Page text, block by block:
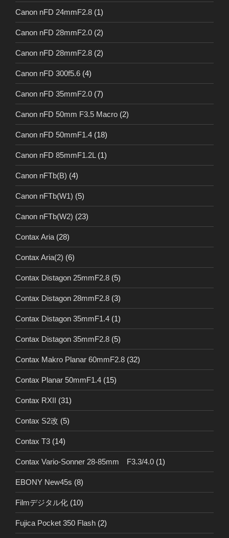
Canon nFD 24mmF2.8 (1)
Canon nFD 28mmF2.0 (2)
Canon nFD 28mmF2.8 (2)
Canon nFD 300f5.6 (4)
Canon nFD 35mmF2.0 (7)
Canon nFD 50mm F3.5 Macro (2)
Canon nFD 50mmF1.4 (18)
Canon nFD 85mmF1.2L (1)
Canon nFTb(B) (4)
Canon nFTb(W1) (5)
Canon nFTb(W2) (23)
Contax Aria (28)
Contax Aria(2) (6)
Contax Distagon 25mmF2.8 (5)
Contax Distagon 28mmF2.8 (3)
Contax Distagon 35mmF1.4 (1)
Contax Distagon 35mmF2.8 (5)
Contax Makro Planar 60mmF2.8 (32)
Contax Planar 50mmF1.4 (15)
Contax RXII (31)
Contax S2改 (5)
Contax T3 (14)
Contax Vario-Sonner 28-85mm F3.3/4.0 (1)
EBONY New45s (8)
Filmデジタル化 (10)
Fujica Pocket 350 Flash (2)